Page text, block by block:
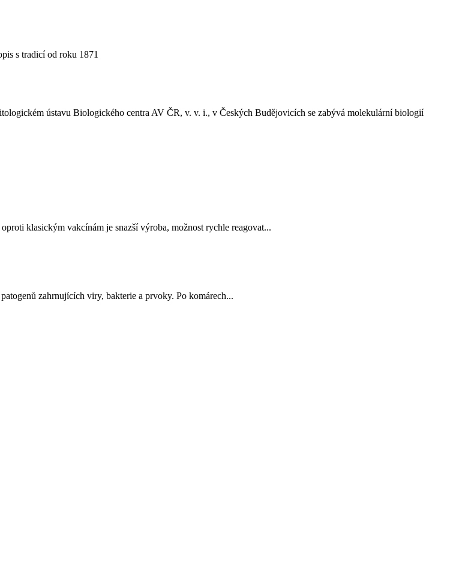
s tradicí od roku 1871
ústavu Biologického centra AV ČR, v. v. i., v Českých Budějovicích se zabývá molekulární biologií
klasickým vakcínám je snazší výroba, možnost rychle reagovat...
zahrnujících viry, bakterie a prvoky. Po komárech...